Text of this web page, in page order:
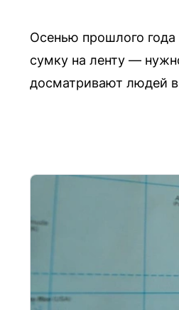
Осенью прошлого года
сумку на ленту —
досматривают людей